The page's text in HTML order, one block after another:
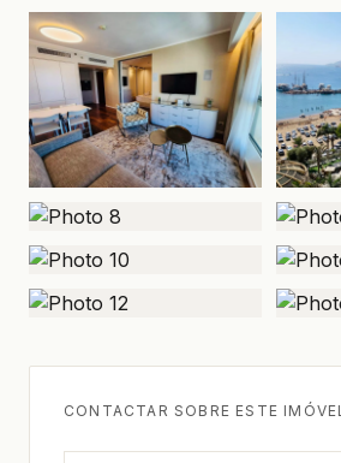
CONTACTAR SOBRE ESTE IMÓVEL